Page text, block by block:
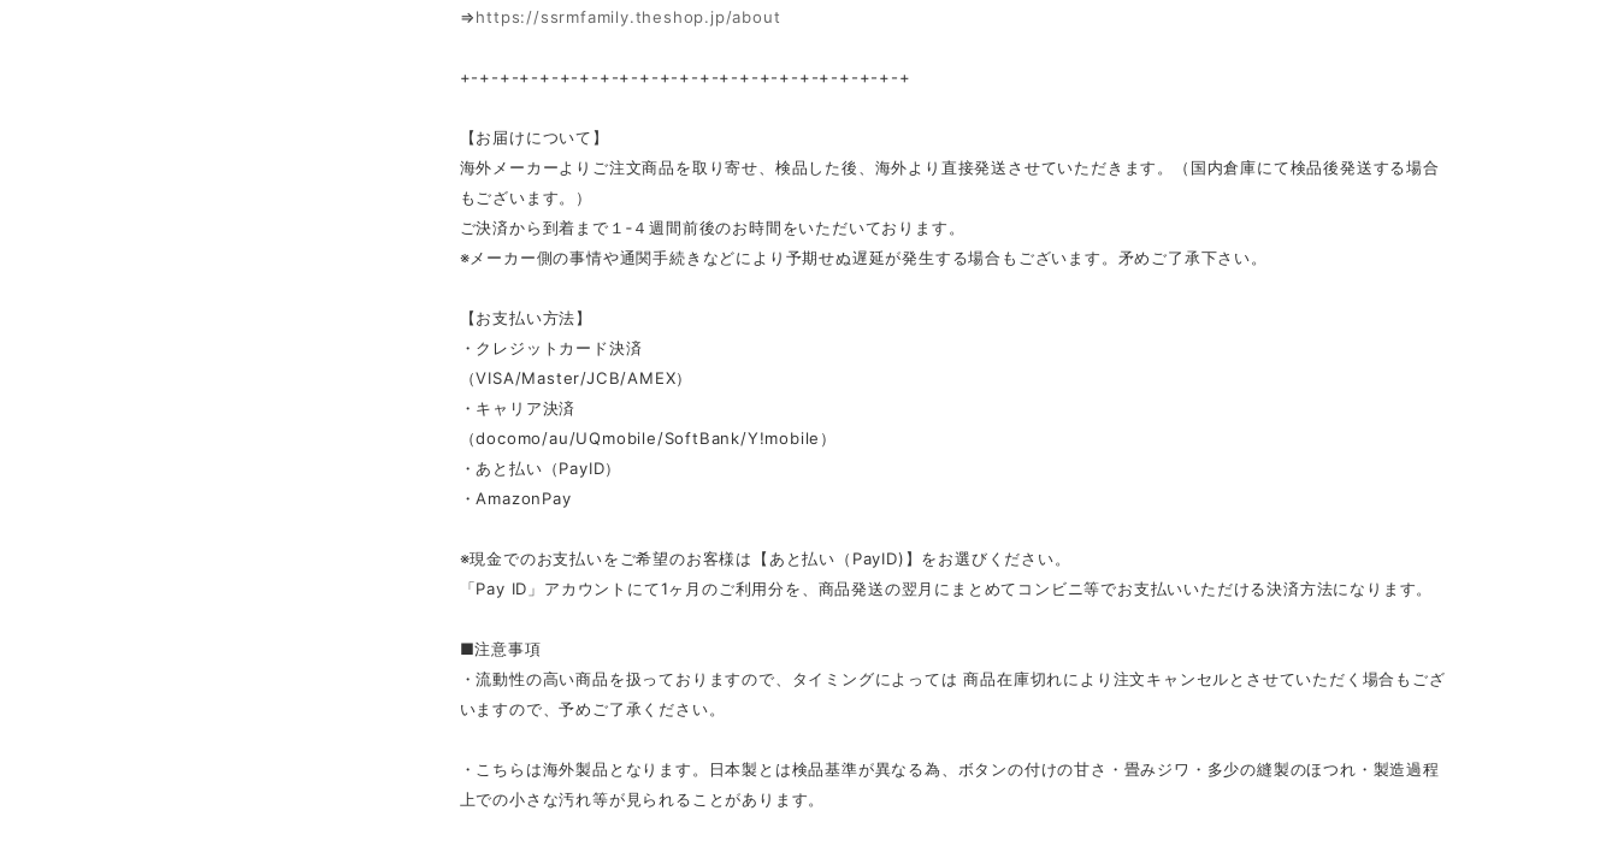
⇒https://ssrmfamily.theshop.jp/about
+-+-+-+-+-+-+-+-+-+-+-+-+-+-+-+-+-+-+-+-+-+-+
【お届けについて】
海外メーカーよりご注文商品を取り寄せ、検品した後、海外より直接発送させていただきます。（国内倉庫にて検品後発送する場合
もございます。）
ご決済から到着まで１‐４週間前後のお時間をいただいております。
※メーカー側の事情や通関手続きなどにより予期せぬ遅延が発生する場合もございます。矛めご了承下さい。
【お支払い方法】
・クレジットカード決済
（VISA/Master/JCB/AMEX）
・キャリア決済
（docomo/au/UQmobile/SoftBank/Y!mobile）
・あと払い（PayID）
・AmazonPay
※現金でのお支払いをご希望のお客様は【あと払い（PayID)】をお選びください。
「Pay ID」アカウントにて1ヶ月のご利用分を、商品発送の翌月にまとめてコンビニ等でお支払いいただける決済方法になります。
■注意事項
・流動性の高い商品を扱っておりますので、タイミングによっては 商品在庫切れにより注文キャンセルとさせていただく場合もござ
いますので、予めご了承ください。
・こちらは海外製品となります。日本製とは検品基準が異なる為、ボタンの付けの甘さ・畳みジワ・多少の縫製のほつれ・製造過程
上での小さな汚れ等が見られることがあります。